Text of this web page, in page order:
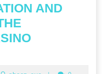
AND